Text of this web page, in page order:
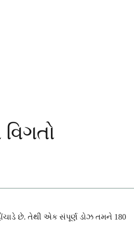
છે. તેથી એક સંપૂર્ણ ડોઝ તમને 180